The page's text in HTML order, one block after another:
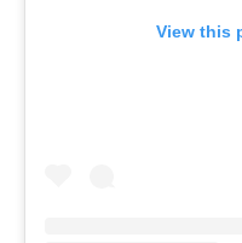
View this